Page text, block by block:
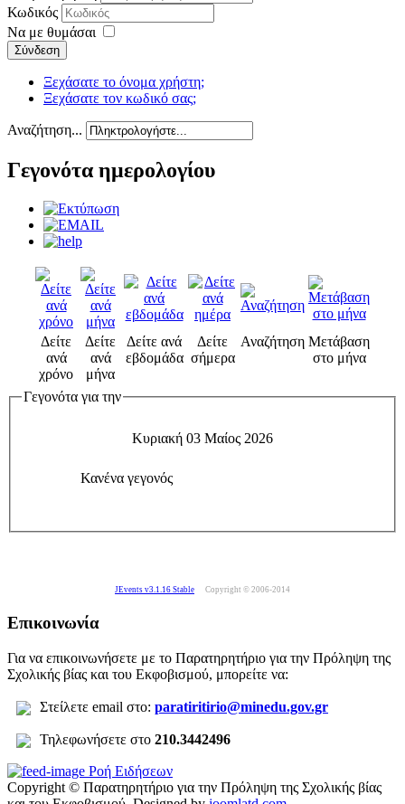
Κωδικός
Να με θυμάσαι
Σύνδεση
Ξεχάσατε το όνομα χρήστη;
Ξεχάσατε τον κωδικό σας;
Αναζήτηση...
Γεγονότα ημερολογίου
Δείτε
ανά
χρόνο
Δείτε
ανά
μήνα
Δείτε ανά
εβδομάδα
Δείτε
σήμερα
Αναζήτηση Μετάβαση
στο μήνα
Γεγονότα για την
Κυριακή 03 Μαίος 2026
Κανένα γεγονός
JEvents v3.1.16 Stable Copyright © 2006-2014
Επικοινωνία
Για να επικοινωνήσετε με το Παρατηρητήριο για την Πρόληψη της
Σχολικής βίας και του Εκφοβισμού, μπορείτε να:
Στείλετε email στο: paratiritirio@minedu.gov.gr
Τηλεφωνήσετε στο 210.3442496
Ροή Ειδήσεων
Copyright © Παρατηρητήριο για την Πρόληψη της Σχολικής βίας